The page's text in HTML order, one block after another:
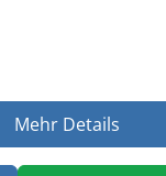
Mehr Details